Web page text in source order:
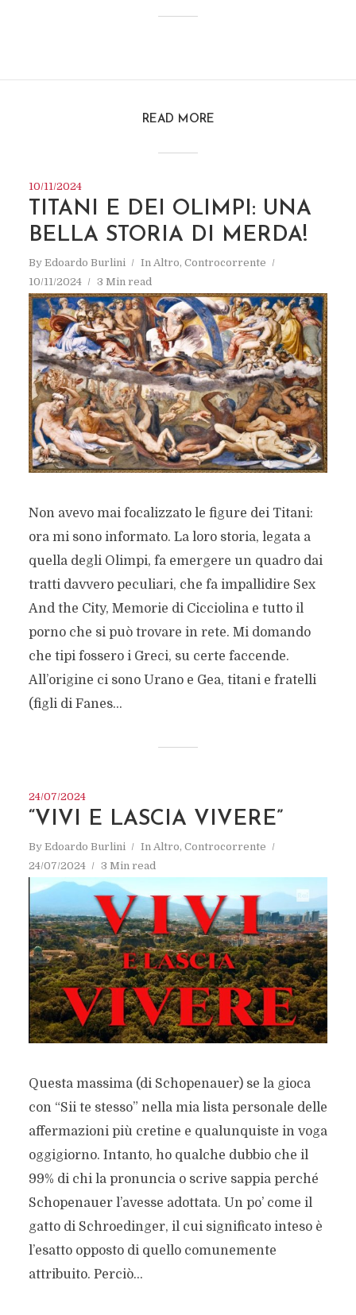
READ MORE
10/11/2024
TITANI E DEI OLIMPI: UNA
BELLA STORIA DI MERDA!
By Edoardo Burlini In Altro, Controcorrente
10/11/2024
3 Min read
Non avevo mai focalizzato le figure dei Titani:
ora mi sono informato. La loro storia, legata a
quella degli Olimpi, fa emergere un quadro dai
tratti davvero peculiari, che fa impallidire Sex
And the City, Memorie di Cicciolina e tutto il
porno che si può trovare in rete. Mi domando
che tipi fossero i Greci, su certe faccende.
All’origine ci sono Urano e Gea, titani e fratelli
(figli di Fanes...
24/07/2024
“VIVI E LASCIA VIVERE”
By Edoardo Burlini In Altro, Controcorrente
24/07/2024
3 Min read
Questa massima (di Schopenauer) se la gioca
con “Sii te stesso” nella mia lista personale delle
affermazioni più cretine e qualunquiste in voga
oggigiorno. Intanto, ho qualche dubbio che il
99% di chi la pronuncia o scrive sappia perché
Schopenauer l’avesse adottata. Un po’ come il
gatto di Schroedinger, il cui significato inteso è
l’esatto opposto di quello comunemente
attribuito. Perciò...